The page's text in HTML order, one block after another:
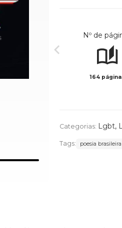
Nº de
164
Categorias: Lgbt,
Tags: poesia brasileira